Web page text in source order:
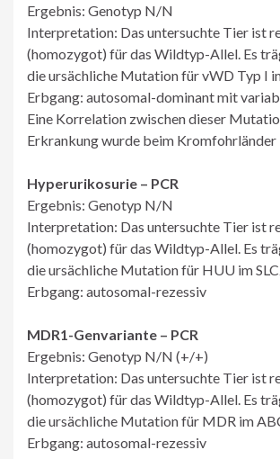
Ergebnis: Genotyp N/N
Interpretation: Das untersuchte Tier ist
(homozygot) für das Wildtyp-Allel. Es
die ursächliche Mutation für vWD Typ I
Erbgang: autosomal-dominant mit
Eine Korrelation zwischen dieser
Erkrankung wurde beim Kromfohrländer
Hyperurikosurie – PCR
Ergebnis: Genotyp N/N
Interpretation: Das untersuchte Tier ist
(homozygot) für das Wildtyp-Allel. Es
die ursächliche Mutation für HUU im
Erbgang: autosomal-rezessiv
MDR1-Genvariante – PCR
Ergebnis: Genotyp N/N (+/+)
Interpretation: Das untersuchte Tier ist
(homozygot) für das Wildtyp-Allel. Es
die ursächliche Mutation für MDR im
Erbgang: autosomal-rezessiv